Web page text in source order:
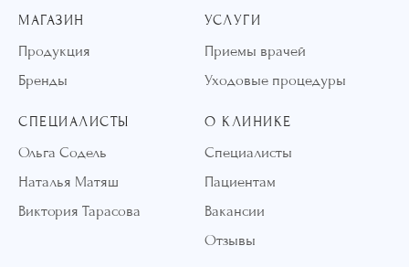
МАГАЗИН
Продукция
Бренды
УСЛУГИ
Приемы врачей
Уходовые процедуры
СПЕЦИАЛИСТЫ
Ольга Содель
Наталья Матяш
Виктория Тарасова
О КЛИНИКЕ
Специалисты
Пациентам
Вакансии
Отзывы